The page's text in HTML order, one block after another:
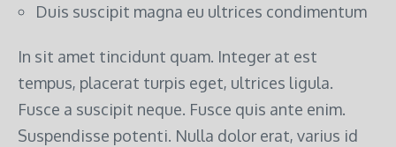
Duis suscipit magna eu ultrices condimentum
In sit amet tincidunt quam. Integer at est
tempus, placerat turpis eget, ultrices ligula.
Fusce a suscipit neque. Fusce quis ante enim.
Suspendisse potenti. Nulla dolor erat, varius id